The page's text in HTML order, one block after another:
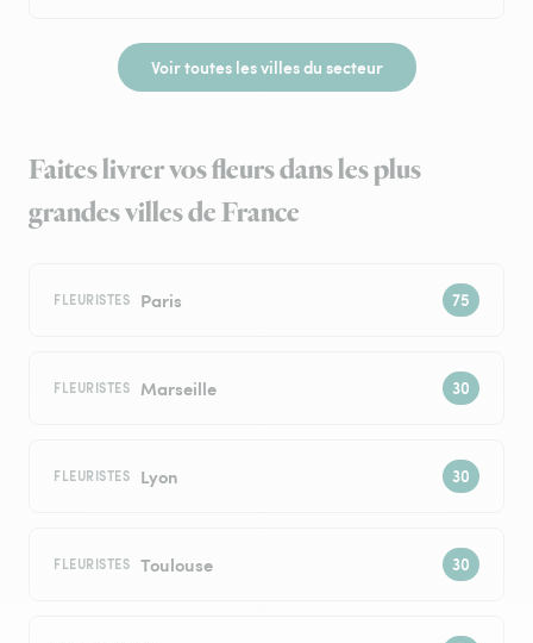
Voir toutes les villes du secteur
Faites livrer vos fleurs dans les plus
grandes villes de France
FLEURISTES Paris
FLEURISTES Marseille
FLEURISTES Lyon
FLEURISTES Toulouse